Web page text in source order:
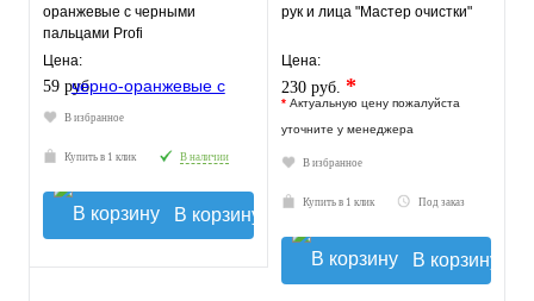
оранжевые с черными
пальцами Profi
Цена:
59 руб.
В избранное
Купить в 1 клик В наличии
В корзину
рук и лица "Мастер очистки"
Цена:
230 руб. *
* Актуальную цену пожалуйста
уточните у менеджера
В избранное
Купить в 1 клик Под заказ
В корзину